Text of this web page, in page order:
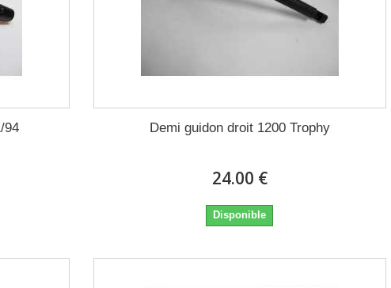
94 Demi guidon droit 1200 Trophy
24.00 €
Disponible